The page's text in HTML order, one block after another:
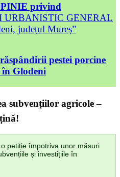
privind
URBANISTIC GENERAL
județul Mureș”
pestei porcine
Glodeni
subvențiilor agricole –
petiție împotriva unor măsuri
și investițiile în